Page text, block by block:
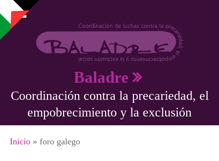
Pasar al contenido principal
Baladre
Coordinación contra la precariedad, el
empobrecimiento y la exclusión
Se encuentra usted aquí
Inicio » foro galego